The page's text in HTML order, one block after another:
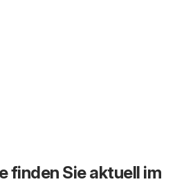
finden Sie aktuell im